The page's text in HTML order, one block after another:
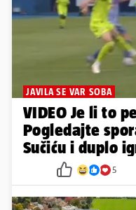
JAVILA SE VAR SOBA
VIDEO Je li to
Pogledajte
Sučiću i duplo
5